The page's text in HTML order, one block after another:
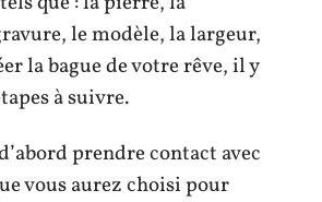
le modèle, la largeur,
la bague de votre rêve, il y
à suivre.
prendre contact avec
vous aurez choisi pour